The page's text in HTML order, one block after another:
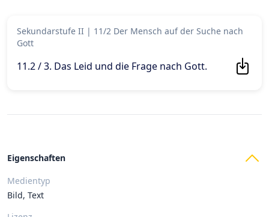
Sekundarstufe II | 11/2 Der Mensch auf der Suche nach
Gott
11.2 / 3. Das Leid und die Frage nach Gott.
Eigenschaften
Medientyp
Bild, Text